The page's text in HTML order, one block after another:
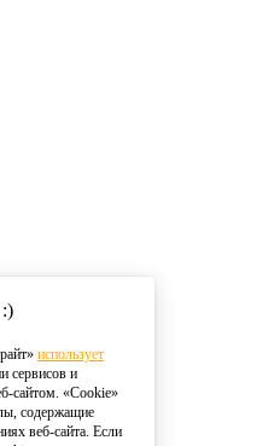
использует
сервисов и
сайтом. «Cookie»
содержащие
веб-сайта. Если